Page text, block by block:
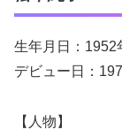
生年月日：1952
デビュー日：
【人物】